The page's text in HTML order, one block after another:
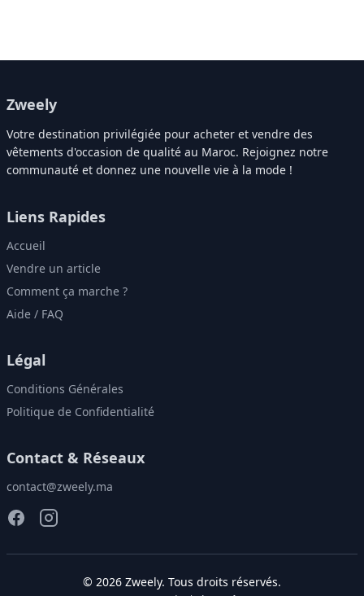
Zweely
Votre destination privilégiée pour acheter et vendre des
vêtements d'occasion de qualité au Maroc. Rejoignez notre
communauté et donnez une nouvelle vie à la mode !
Liens Rapides
Accueil
Vendre un article
Comment ça marche ?
Aide / FAQ
Légal
Conditions Générales
Politique de Confidentialité
Contact & Réseaux
contact@zweely.ma
© 2026 Zweely. Tous droits réservés.